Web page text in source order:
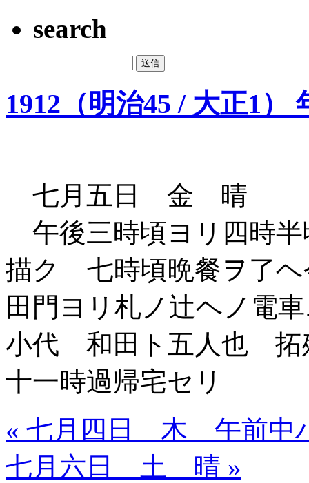
search
1912（明治45 / 大正1）
七月五日 金 晴
午後三時頃ヨリ四時半
描ク 七時頃晩餐ヲ了
田門ヨリ札ノ辻ヘノ
小代 和田ト五人也 拓
十一時過帰宅セリ
« 七月四日 木 午前中
七月六日 土 晴 »